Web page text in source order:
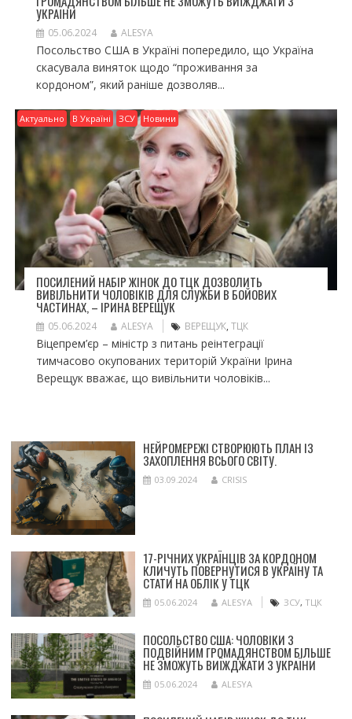
УКРАЇНИ
05.06.2024 ALESYA
Посольство США в Україні попередило, що Україна
скасувала виняток щодо “проживання за
кордоном”, який раніше дозволяв...
Актуально В Україні ЗСУ Новини
ПОСИЛЕНИЙ НАБІР ЖІНОК ДО ТЦК ДОЗВОЛИТЬ
ВИВІЛЬНИТИ ЧОЛОВІКІВ ДЛЯ СЛУЖБИ В БОЙОВИХ
ЧАСТИНАХ, – ІРИНА ВЕРЕЩУК
05.06.2024 ALESYA ВЕРЕЩУК, ТЦК
Віцепрем’єр – міністр з питань реінтеграції
тимчасово окупованих територій України Ірина
Верещук вважає, що вивільнити чоловіків...
НЕЙРОМЕРЕЖІ СТВОРЮЮТЬ ПЛАН ІЗ
ЗАХОПЛЕННЯ ВСЬОГО СВІТУ.
03.09.2024 CRISIS
17-РІЧНИХ УКРАЇНЦІВ ЗА КОРДОНОМ
КЛИЧУТЬ ПОВЕРНУТИСЯ В УКРАЇНУ ТА
СТАТИ НА ОБЛІК У ТЦК
05.06.2024 ALESYA ЗСУ, ТЦК
ПОСОЛЬСТВО США: ЧОЛОВІКИ З
ПОДВІЙНИМ ГРОМАДЯНСТВОМ БІЛЬШЕ
НЕ ЗМОЖУТЬ ВИЇЖДЖАТИ З УКРАЇНИ
05.06.2024 ALESYA